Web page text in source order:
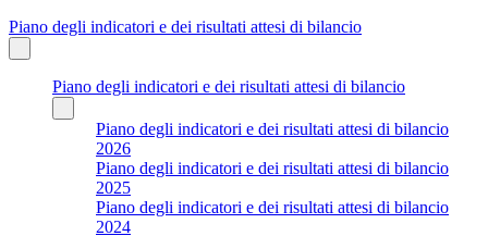
Piano degli indicatori e dei risultati attesi di bilancio
Piano degli indicatori e dei risultati attesi di bilancio
Piano degli indicatori e dei risultati attesi di bilancio
2026
Piano degli indicatori e dei risultati attesi di bilancio
2025
Piano degli indicatori e dei risultati attesi di bilancio
2024